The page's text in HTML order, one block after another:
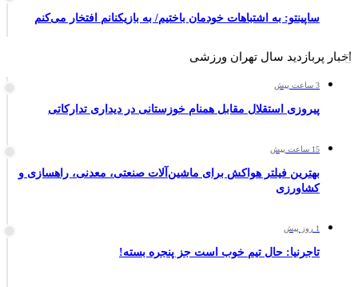
ساپینتو: به اشتباهات خودمان باختیم/ به بازیکنانم افتخار می‌کنم
اخبار پربازدید سال تهران ورزشی
3 ساعت پیش
پیروزی استقلال مقابل همنام خوزستانی در دیداری تدارکاتی
15 ساعت پیش
بهترین فیلتر هواکش برای ماشین‌آلات صنعتی، معدنی، راهسازی و
کشاورزی
1 روز پیش
تاجرنیا: حال تیم خوب است جز پنجره بسته!